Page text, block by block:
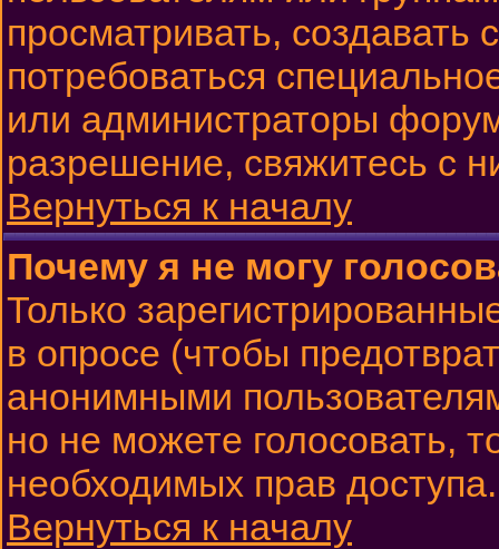
просматривать,
потребоваться
или администраторы
разрешение, свяжитесь с
Вернуться к началу
Почему я не могу
Только
в опросе (чтобы
анонимными
но не можете голосовать,
необходимых прав доступа.
Вернуться к началу